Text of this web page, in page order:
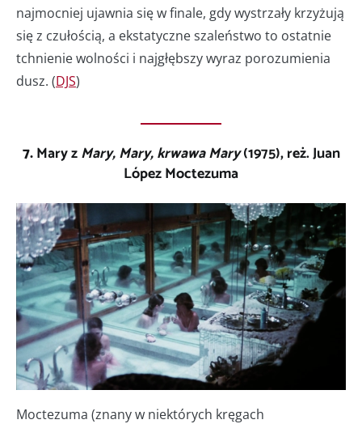
najmocniej ujawnia się w finale, gdy wystrzały krzyżują
się z czułością, a ekstatyczne szaleństwo to ostatnie
tchnienie wolności i najgłębszy wyraz porozumienia
dusz. (DJS)
7.Mary zMary, Mary, krwawa Mary(1975), reż. Juan
López Moctezuma
Moctezuma (znany w niektórych kręgach